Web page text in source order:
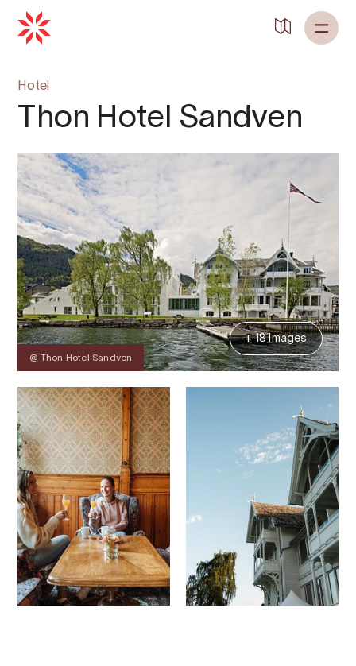
Hotel
Thon Hotel Sandven
@ Thon Hotel Sandven
+ 18 Images